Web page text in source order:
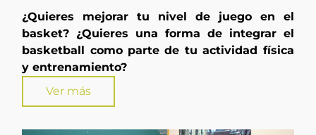
¿Quieres mejorar tu nivel de juego en el
basket? ¿Quieres una forma de integrar el
basketball como parte de tu actividad física
y entrenamiento?
Ver más